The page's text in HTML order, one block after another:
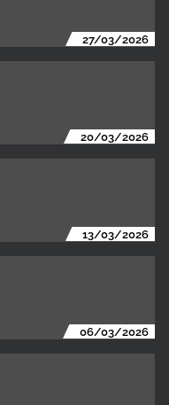
27/03/2026
20/03/2026
13/03/2026
06/03/2026